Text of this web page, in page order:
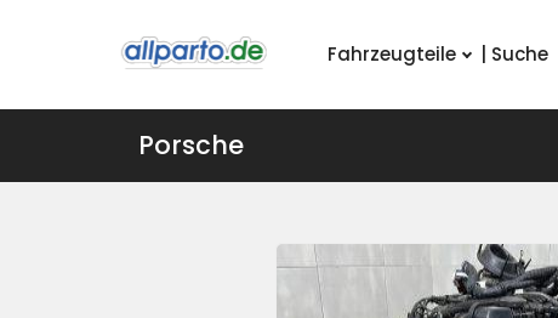
Fahrzeugteile | Suche
Porsche